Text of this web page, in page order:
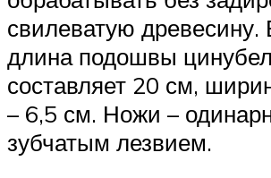
свилеватую древесину.
длина подошвы
составляет 20 см,
– 6,5 см. Ножи –
зубчатым лезвием.